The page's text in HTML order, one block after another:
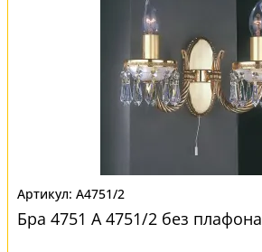
A4751/2
Бра 4751 A 4751/2 без плафона